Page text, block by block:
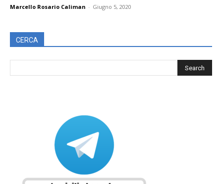
Marcello Rosario Caliman - Giugno 5, 2020
CERCA